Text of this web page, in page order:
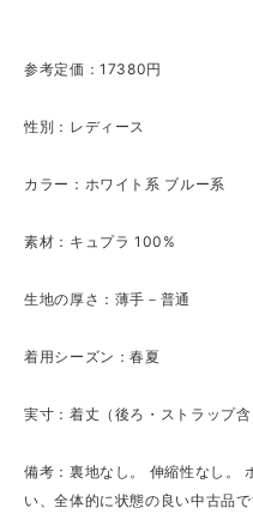
参考定価：17380円
性別：レディース
カラー：ホワイト系 ブルー系
素材：キュプラ 100%
生地の厚さ：薄手－普通
着用シーズン：春夏
実寸：着丈（後ろ・ストラッ
備考：裏地なし。 伸縮性なし。
い、全体的に状態の良い中古品